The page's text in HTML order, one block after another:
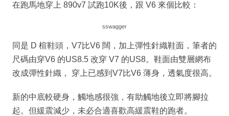
在跑馬地穿上 890v7 試跑10K後，跟 V6 來個比較：
sswagger
同是 D 楦鞋頭，V7比V6 闊，加上彈性針織鞋面，筆者的
尺碼由穿V6 的US8.5 改穿 V7 的US8。鞋面由雙層網布
改成彈性針織， 穿上已感到V7比V6 薄身，透氣度很高。
新的中底較硬身，觸地感很強，有助觸地後立即將腳拉
起。但緩震減少，未必合適喜歡高緩震鞋的跑者。